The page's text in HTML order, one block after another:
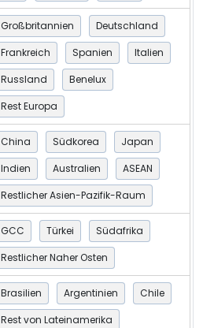
Großbritannien
Deutschland
Frankreich
Spanien
Italien
Russland
Benelux
Rest Europa
China Südkorea
Japan
Indien
Australien
ASEAN
Restlicher Asien-Pazifik-Raum
GCC Türkei
Südafrika
Restlicher Naher Osten
Brasilien Argentinien
Chile
Rest von Lateinamerika